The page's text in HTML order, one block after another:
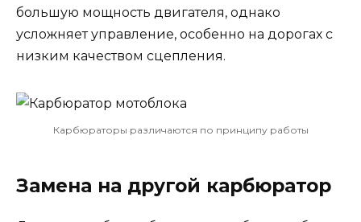
большую мощность двигателя, однако
усложняет управление, особенно на дорогах с
низким качеством сцепления.
Карбюраторы различаются по принципу работы
Замена на другой карбюратор